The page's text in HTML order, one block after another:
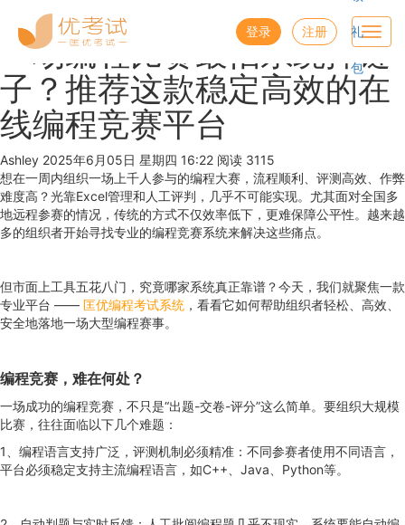
登录 注册 礼
包
一场编程比赛最怕系统掉链
子？推荐这款稳定高效的在
线编程竞赛平台
Ashley 2025年6月05日 星期四 16:22 阅读 3115
想在一周内组织一场上千人参与的编程大赛，流程顺利、评测高效、作弊
难度高？光靠Excel管理和人工评判，几乎不可能实现。尤其面对全国多
地远程参赛的情况，传统的方式不仅效率低下，更难保障公平性。越来越
多的组织者开始寻找专业的编程竞赛系统来解决这些痛点。
但市面上工具五花八门，究竟哪家系统真正靠谱？今天，我们就聚焦一款
专业平台 —— 匡优编程考试系统 ，看看它如何帮助组织者轻松、高效、
安全地落地一场大型编程赛事。
编程竞赛，难在何处？
一场成功的编程竞赛，不只是“出题-交卷-评分”这么简单。要组织大规模
比赛，往往面临以下几个难题：
1、编程语言支持广泛，评测机制必须精准：不同参赛者使用不同语言，
平台必须稳定支持主流编程语言，如C++、Java、Python等。